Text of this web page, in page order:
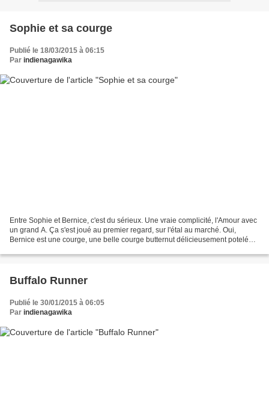
Sophie et sa courge
Publié le 18/03/2015 à 06:15
Par indienagawika
Entre Sophie et Bernice, c'est du sérieux. Une vraie complicité, l'Amour avec
un grand A. Ça s'est joué au premier regard, sur l'étal au marché. Oui,
Bernice est une courge, une belle courge butternut délicieusement potelée,
Buffalo Runner
Publié le 30/01/2015 à 06:05
Par indienagawika